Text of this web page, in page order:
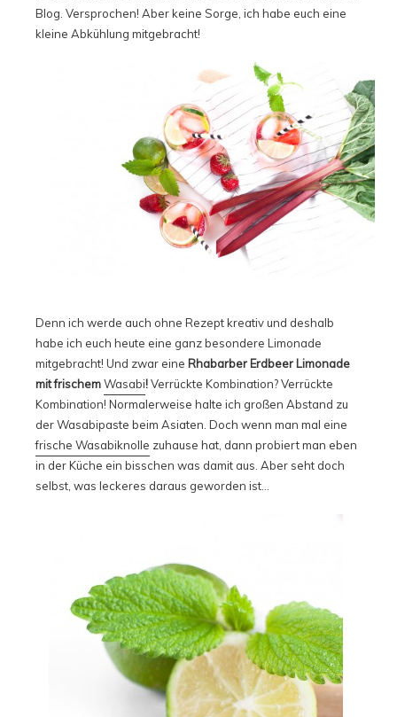
Blog. Versprochen! Aber keine Sorge, ich habe euch eine
kleine Abkühlung mitgebracht!
Denn ich werde auch ohne Rezept kreativ und deshalb
habe ich euch heute eine ganz besondere Limonade
mitgebracht! Und zwar eine Rhabarber Erdbeer Limonade
mit frischemWasabi!Verrückte Kombination? Verrückte
Kombination! Normalerweise halte ich großen Abstand zu
der Wasabipaste beim Asiaten. Doch wenn man mal eine
frische Wasabiknolle zuhause hat, dann probiert man eben
in der Küche ein bisschen was damit aus. Aber seht doch
selbst, was leckeres daraus geworden ist…